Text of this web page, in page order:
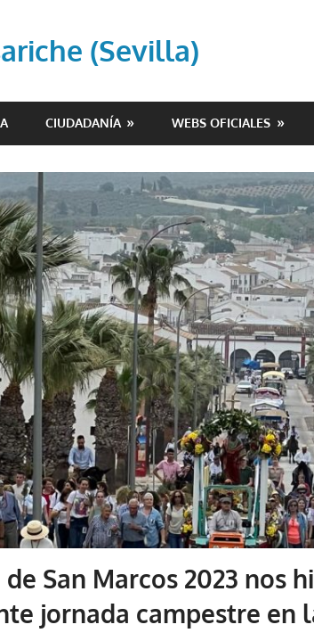
(Sevilla)
CIUDADANÍA WEBS OFICIALES
San Marcos 2023 nos
jornada campestre en